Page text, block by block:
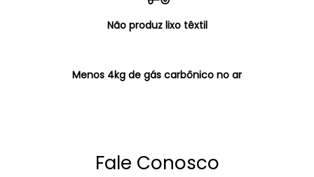
Não produz lixo têxtil
Menos 4kg de gás carbônico no ar
Fale Conosco